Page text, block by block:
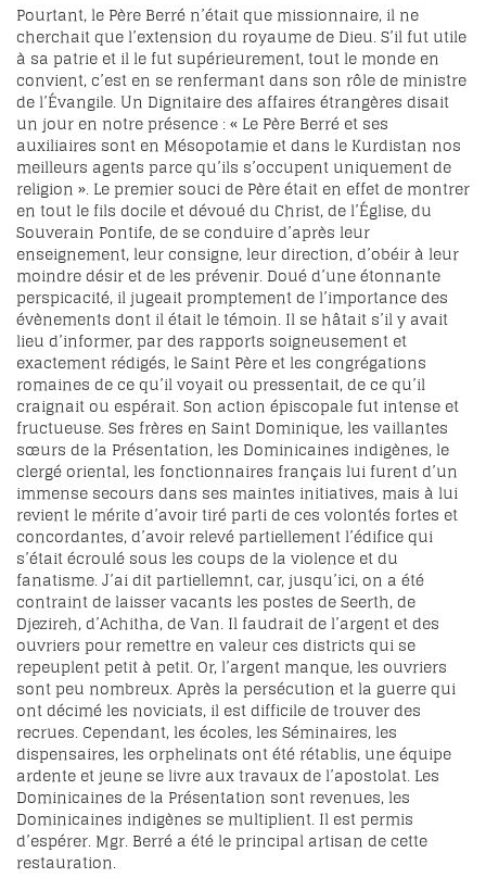
Pourtant, le Père Berré n’était que missionnaire, il ne
cherchait que l’extension du royaume de Dieu. S’il fut utile
à sa patrie et il le fut supérieurement, tout le monde en
convient, c’est en se renfermant dans son rôle de ministre
de l’Évangile. Un Dignitaire des affaires étrangères disait
un jour en notre présence : « Le Père Berré et ses
auxiliaires sont en Mésopotamie et dans le Kurdistan nos
meilleurs agents parce qu’ils s’occupent uniquement de
religion ». Le premier souci de Père était en effet de montrer
en tout le fils docile et dévoué du Christ, de l’Église, du
Souverain Pontife, de se conduire d’après leur
enseignement, leur consigne, leur direction, d’obéir à leur
moindre désir et de les prévenir. Doué d’une étonnante
perspicacité, il jugeait promptement de l’importance des
évènements dont il était le témoin. Il se hâtait s’il y avait
lieu d’informer, par des rapports soigneusement et
exactement rédigés, le Saint Père et les congrégations
romaines de ce qu’il voyait ou pressentait, de ce qu’il
craignait ou espérait. Son action épiscopale fut intense et
fructueuse. Ses frères en Saint Dominique, les vaillantes
sœurs de la Présentation, les Dominicaines indigènes, le
clergé oriental, les fonctionnaires français lui furent d’un
immense secours dans ses maintes initiatives, mais à lui
revient le mérite d’avoir tiré parti de ces volontés fortes et
concordantes, d’avoir relevé partiellement l’édifice qui
s’était écroulé sous les coups de la violence et du
fanatisme. J’ai dit partiellemnt, car, jusqu’ici, on a été
contraint de laisser vacants les postes de Seerth, de
Djezireh, d’Achitha, de Van. Il faudrait de l’argent et des
ouvriers pour remettre en valeur ces districts qui se
repeuplent petit à petit. Or, l’argent manque, les ouvriers
sont peu nombreux. Après la persécution et la guerre qui
ont décimé les noviciats, il est difficile de trouver des
recrues. Cependant, les écoles, les Séminaires, les
dispensaires, les orphelinats ont été rétablis, une équipe
ardente et jeune se livre aux travaux de l’apostolat. Les
Dominicaines de la Présentation sont revenues, les
Dominicaines indigènes se multiplient. Il est permis
d’espérer. Mgr. Berré a été le principal artisan de cette
restauration.